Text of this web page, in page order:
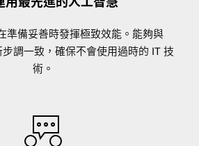
準備妥善時發揮極致效能。能夠與
調一致，確保不會使用過時的 IT 技
術。